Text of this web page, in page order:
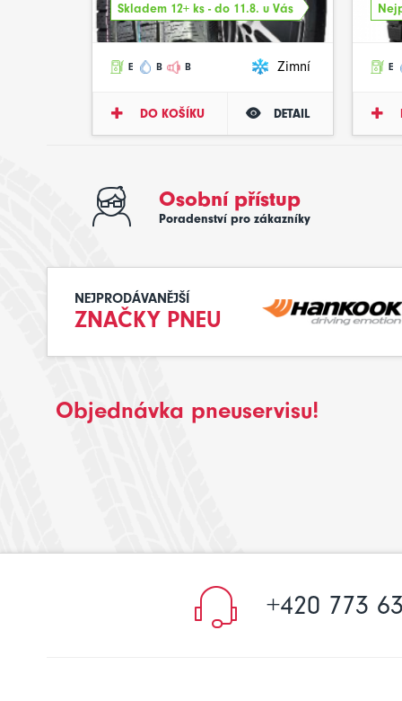
Skladem 12+ ks - do 11.8. u Vás
E B B Zimní
DO KOŠÍKU DETAIL
E
Osobní přístup
Poradenství pro zákazníky
NEJPRODÁVANĚJŠÍ
ZNAČKY PNEU
Objednávka pneuservisu!
+420 773